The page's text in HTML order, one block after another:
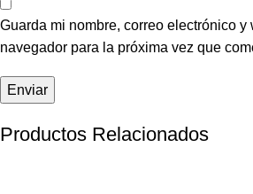
Guarda mi nombre, correo electrónico y
navegador para la próxima vez que
Productos Relacionados